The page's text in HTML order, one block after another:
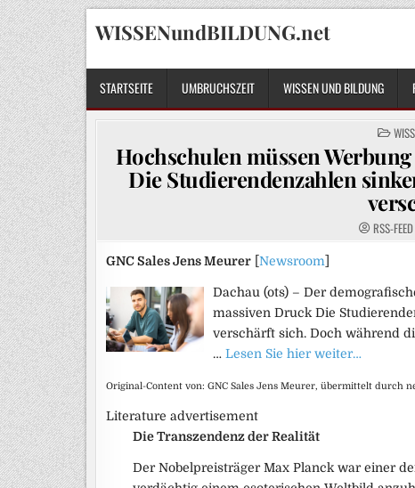
Skip
to
content
WISSENundBILDUNG.net
STARTSEITE UMBRUCHSZEIT WISSEN UND BILDUNG
IN
Hochschulen müssen
Die Studierendenzahlen
RSS-FEED
GNC Sales Jens Meurer Newsroom
Dachau (ots) – Der
massiven Druck Die
verschärft sich. Doch während
… Lesen Sie hier weiter…
Original-Content von: GNC Sales Jens Meurer, übermittelt durch
Literature advertisement
Die Transzendenz der Realität
Der Nobelpreisträger Max Planck war einer